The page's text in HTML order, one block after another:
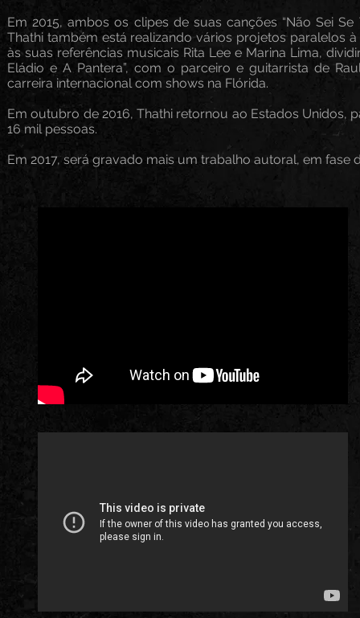
Em 2015, ambos os clipes de suas canções “Não Sei
Thathi também está realizando vários projetos paralelos
às suas referências musicais Rita Lee e Marina Lima,
Eládio e A Pantera”, com o parceiro e guitarrista de
carreira internacional com shows na Flórida.
Em outubro de 2016, Thathi retornou ao Estados Unidos,
16 mil pessoas.
Em 2017, será gravado mais um trabalho autoral, em fase